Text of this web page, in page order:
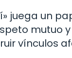
juega un
mutuo
vínculos